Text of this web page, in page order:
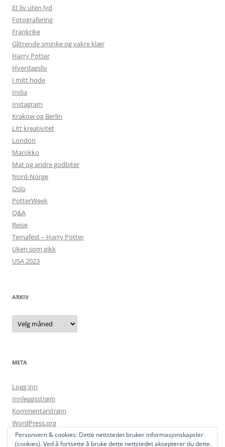
Et liv uten lyd
Fotografering
Frankrike
Glitrende sminke og vakre klær
Harry Potter
Hverdagsliv
I mitt hode
India
Instagram
Krakow og Berlin
Litt kreativitet
London
Marokko
Mat og andre godbiter
Nord-Norge
Oslo
PotterWeek
Q&A
Reise
Temafest – Harry Potter
Uken som gikk
USA 2023
ARKIV
Arkiv
META
Logg inn
Innleggsstrøm
Kommentarstrøm
WordPress.org
Personvern & cookies: Dette nettstedet bruker informasjonskapsler
(cookies). Ved å fortsette å bruke dette nettstedet aksepterer du dette.